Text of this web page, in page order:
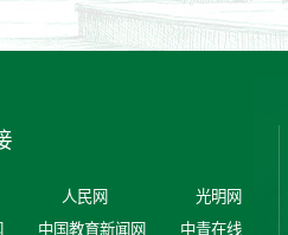
人民网
光明网
中国教育新闻网 中青在线